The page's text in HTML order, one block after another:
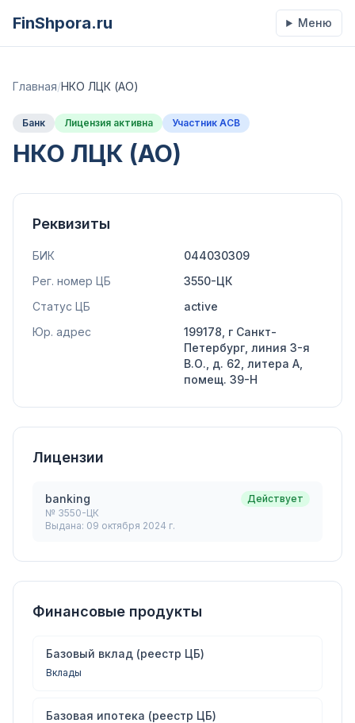
FinShpora.ru Меню
Главная/НКО ЛЦК (АО)
Банк Лицензия активна Участник АСВ
НКО ЛЦК (АО)
Реквизиты
БИК
044030309
Рег. номер ЦБ
3550-ЦК
Статус ЦБ
active
Юр. адрес
199178, г Санкт-
Петербург, линия 3-я
В.О., д. 62, литера А,
помещ. 39-Н
Лицензии
banking
№ 3550-ЦК
Выдана: 09 октября 2024 г.
Действует
Финансовые продукты
Базовый вклад (реестр ЦБ)
Вклады
Базовая ипотека (реестр ЦБ)